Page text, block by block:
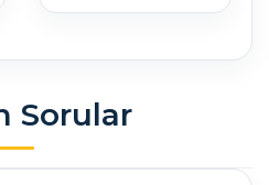
Sorular